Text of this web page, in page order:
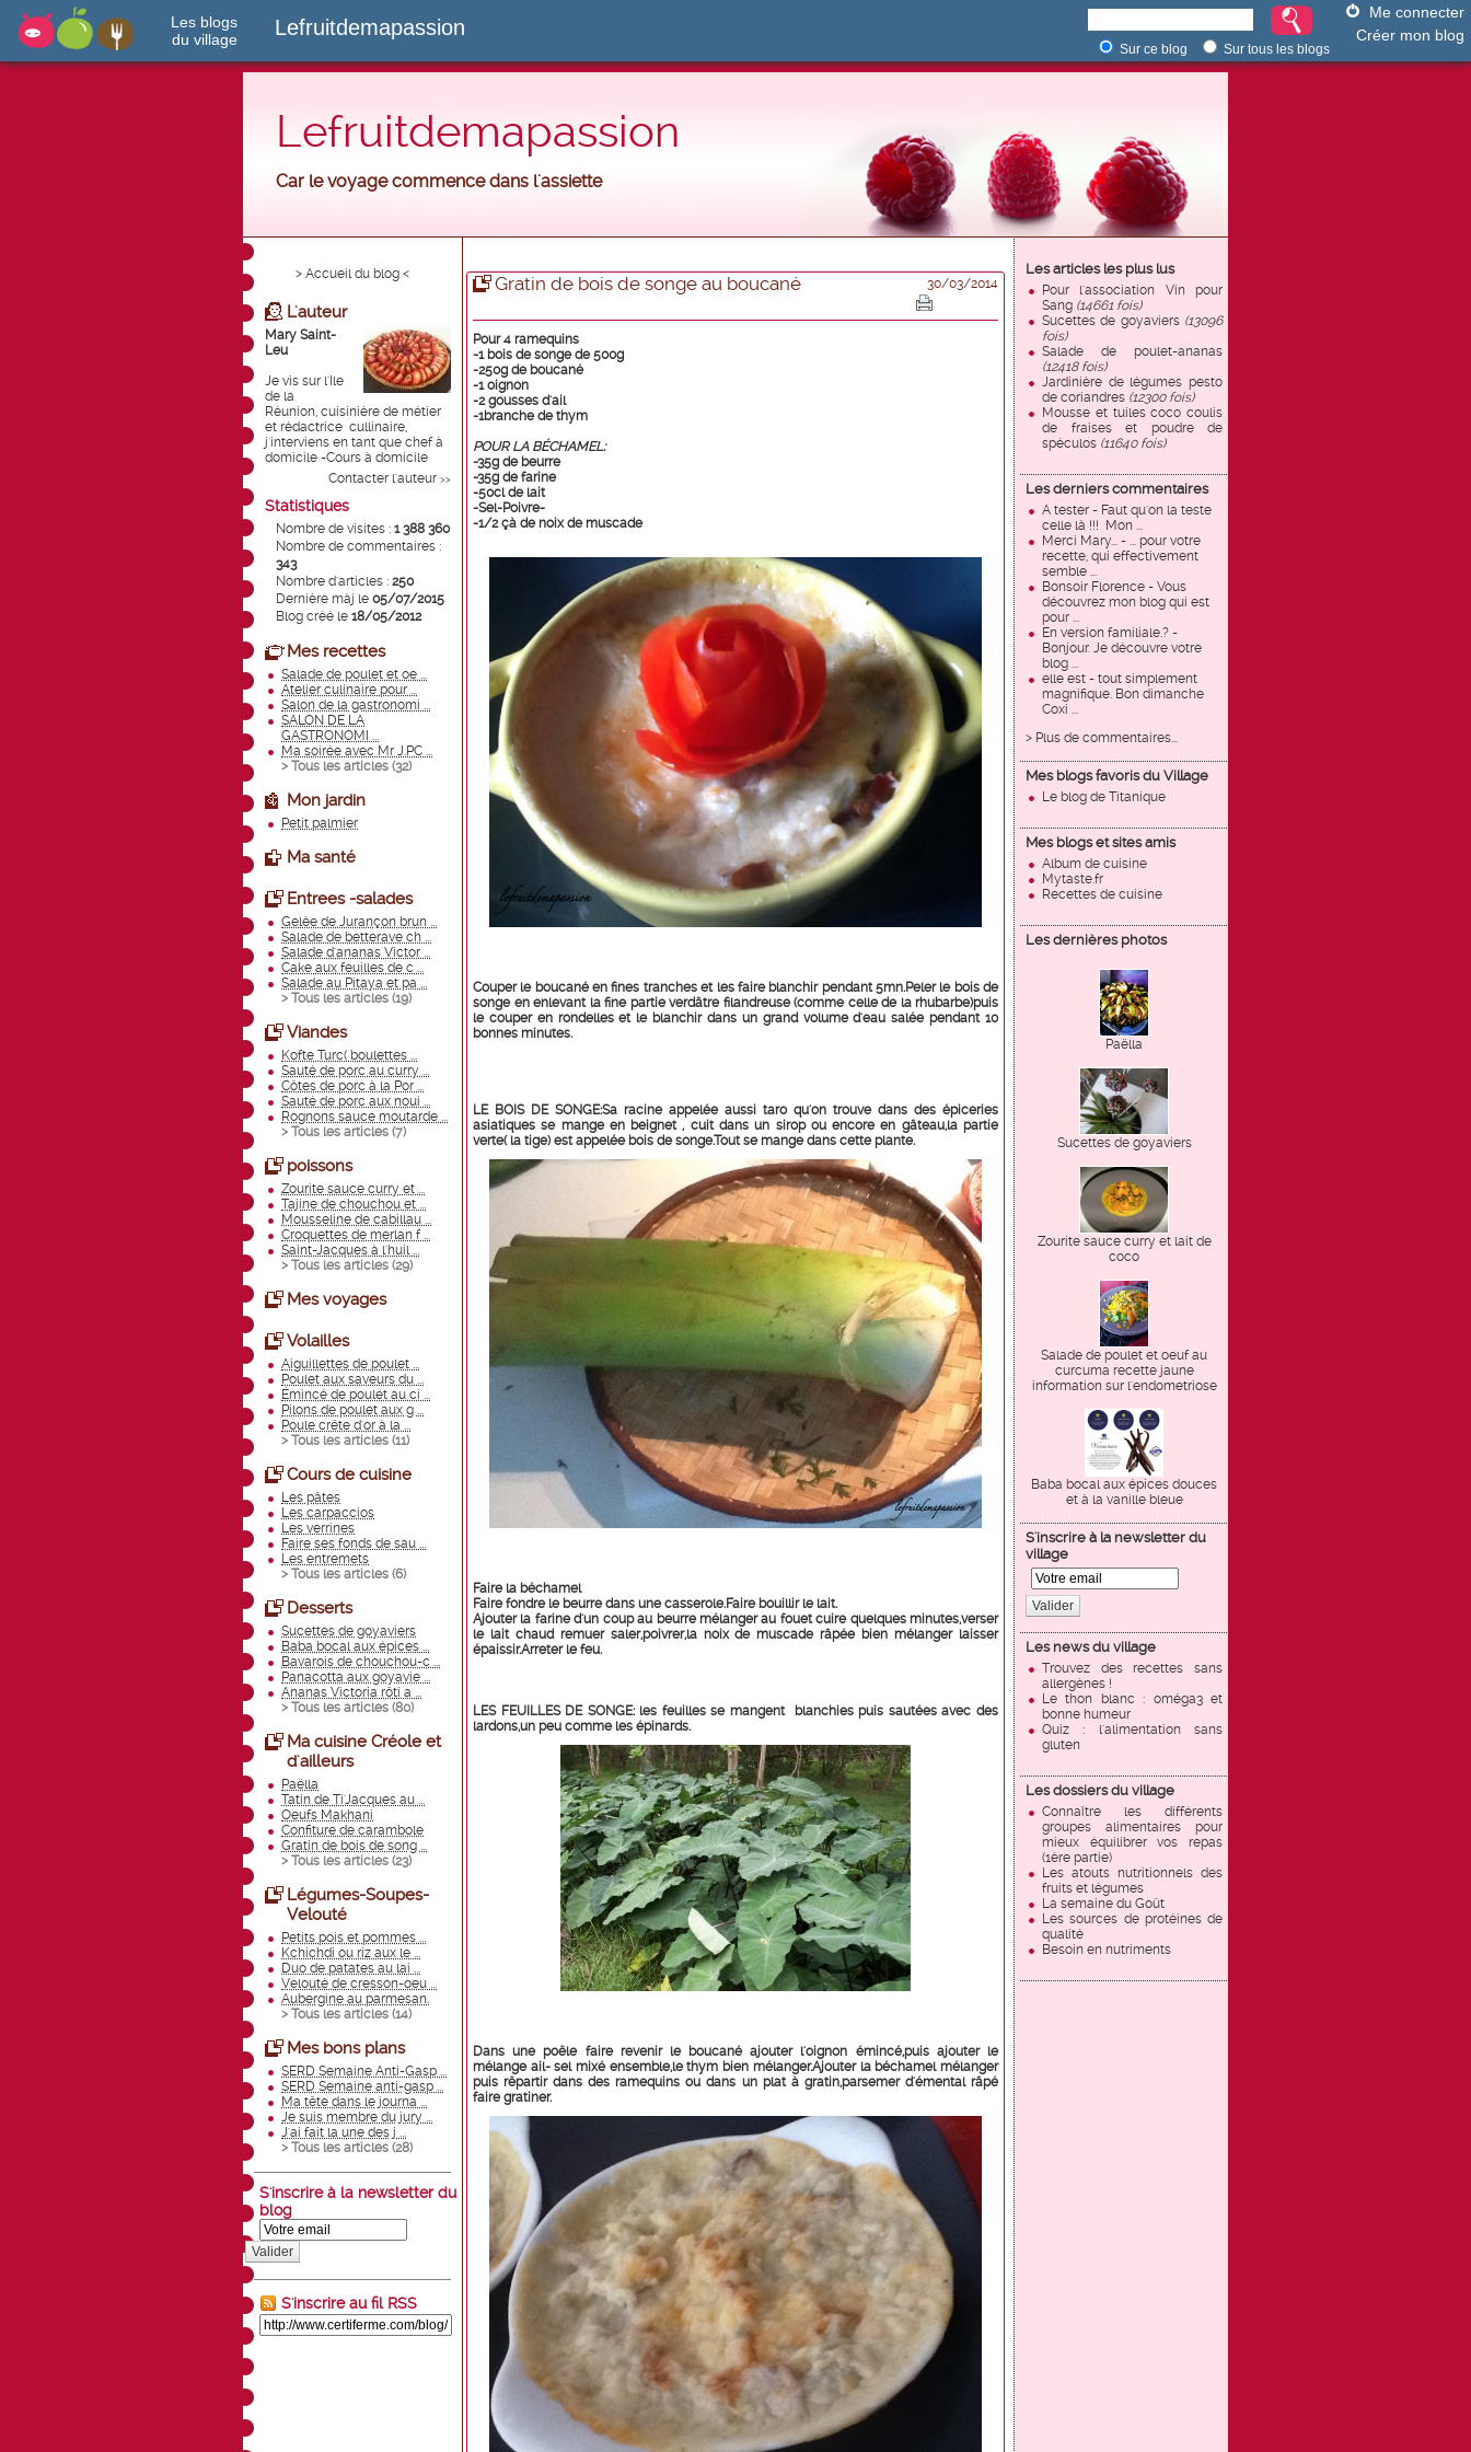
Les blogs
du village
Lefruitdemapassion
Me connecter
Créer mon blog
Sur ce blog Sur tous les blogs
Lefruitdemapassion
Car le voyage commence dans l'assiette
Les articles les plus lus
Pour l'association Vin pour
Sang (14661 fois)
Sucettes de goyaviers (13096
fois)
Salade de poulet-ananas
(12418 fois)
Jardinière de légumes pesto
de coriandres (12300 fois)
Mousse et tuiles coco coulis
de fraises et poudre de
spéculos (11640 fois)
Les derniers commentaires
A tester - Faut qu'on la teste
celle là !!! Mon ...
Merci Mary... - ... pour votre
recette, qui effectivement
semble ...
Bonsoir Florence - Vous
découvrez mon blog qui est
pour ...
En version familiale.? -
Bonjour. Je découvre votre
blog ...
elle est - tout simplement
magnifique. Bon dimanche
Coxi ...
> Plus de commentaires...
Mes blogs favoris du Village
Le blog de Titanique
Mes blogs et sites amis
Album de cuisine
Mytaste.fr
Recettes de cuisine
Les dernières photos
Paëlla
Sucettes de goyaviers
Zourite sauce curry et lait de
coco
Salade de poulet et oeuf au
curcuma recette jaune
information sur l'endometriose
Baba bocal aux épices douces
et à la vanille bleue
S'inscrire à la newsletter du
village
Valider
Les news du village
Trouvez des recettes sans
allergènes !
Le thon blanc : oméga3 et
bonne humeur
Quiz : l'alimentation sans
gluten
Les dossiers du village
Connaître les différents
groupes alimentaires pour
mieux équilibrer vos repas
(1ère partie)
Les atouts nutritionnels des
fruits et légumes
La semaine du Goût
Les sources de protéines de
qualité
Besoin en nutriments
> Accueil du blog <
L'auteur
Mary Saint-
Leu
Je vis sur l'Ile
de la
Réunion, cuisinière de métier
et rédactrice cullinaire,
j'interviens en tant que chef à
domicile -Cours à domicile
Contacter l'auteur >>
Statistiques
Nombre de visites : 1 388 360
Nombre de commentaires :
343
Nombre d'articles : 250
Dernière màj le 05/07/2015
Blog créé le 18/05/2012
Mes recettes
Salade de poulet et oe ...
Atelier culinaire pour ...
Salon de la gastronomi ...
SALON DE LA
GASTRONOMI ...
Ma soirée avec Mr J.PC ...
> Tous les articles (32)
Mon jardin
Petit palmier
Ma santé
Entrees -salades
Gelée de Jurançon brun ...
Salade de betterave ch ...
Salade d'ananas Victor ...
Cake aux feuilles de c ...
Salade au Pitaya et pa ...
> Tous les articles (19)
Viandes
Kofte Turc( boulettes ...
Sauté de porc au curry ...
Côtes de porc à la Por ...
Sauté de porc aux noui ...
Rognons sauce moutarde ...
> Tous les articles (7)
poissons
Zourite sauce curry et ...
Tajine de chouchou et ...
Mousseline de cabillau ...
Croquettes de merlan f ...
Saint-Jacques à l'huil ...
> Tous les articles (29)
Mes voyages
Volailles
Aiguillettes de poulet ...
Poulet aux saveurs du ...
Émincé de poulet au ci ...
Pilons de poulet aux g ...
Poule crête d'or à la ...
> Tous les articles (11)
Cours de cuisine
Les pâtes
Les carpaccios
Les verrines
Faire ses fonds de sau ...
Les entremets
> Tous les articles (6)
Desserts
Sucettes de goyaviers
Baba bocal aux épices ...
Bavarois de chouchou-c ...
Panacotta aux goyavie ...
Ananas Victoria rôti a ...
> Tous les articles (80)
Ma cuisine Créole et
d'ailleurs
Paëlla
Tatin de Ti'Jacques au ...
Oeufs Makhani
Confiture de carambole
Gratin de bois de song ...
> Tous les articles (23)
Légumes-Soupes-
Velouté
Petits pois et pommes ...
Kchichdi ou riz aux le ...
Duo de patates au lai ...
Velouté de cresson-oeu ...
Aubergine au parmesan.
> Tous les articles (14)
Mes bons plans
SERD Semaine Anti-Gasp ...
SERD Semaine anti-gasp ...
Ma tête dans le journa ...
Je suis membre du jury ...
J'ai fait la une des j ...
> Tous les articles (28)
S'inscrire à la newsletter du
blog
Valider
S'inscrire au fil RSS
Gratin de bois de songe au boucané 30/03/2014
Pour 4 ramequins
-1 bois de songe de 500g
-250g de boucané
-1 oignon
-2 gousses d'ail
-1branche de thym
POUR LA BÉCHAMEL:
-35g de beurre
-35g de farine
-50cl de lait
-Sel-Poivre-
-1/2 çà de noix de muscade
Couper le boucané en fines tranches et les faire blanchir pendant 5mn.Peler le bois de
songe en enlevant la fine partie verdâtre filandreuse (comme celle de la rhubarbe)puis
le couper en rondelles et le blanchir dans un grand volume d'eau salée pendant 10
bonnes minutes.
LE BOIS DE SONGE:Sa racine appelée aussi taro qu'on trouve dans des épiceries
asiatiques se mange en beignet , cuit dans un sirop ou encore en gâteau,la partie
verte( la tige) est appelée bois de songe.Tout se mange dans cette plante.
Faire la béchamel
Faire fondre le beurre dans une casserole.Faire bouillir le lait.
Ajouter la farine d'un coup au beurre mélanger au fouet cuire quelques minutes,verser
le lait chaud remuer saler,poivrer,la noix de muscade râpée bien mélanger laisser
épaissir.Arreter le feu.
LES FEUILLES DE SONGE: les feuilles se mangent blanchies puis sautées avec des
lardons,un peu comme les épinards.
Dans une poêle faire revenir le boucané ajouter l'oignon émincé,puis ajouter le
mélange ail- sel mixé ensemble,le thym bien mélanger.Ajouter la béchamel mélanger
puis rêpartir dans des ramequins ou dans un plat à gratin,parsemer d'émental râpé
faire gratiner.